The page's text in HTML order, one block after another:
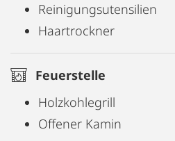
Reinigungsutensilien
Haartrockner
Feuerstelle
Holzkohlegrill
Offener Kamin